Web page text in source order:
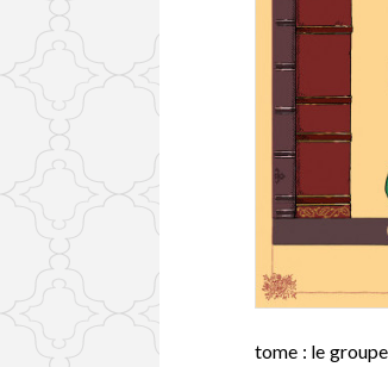
tome : le